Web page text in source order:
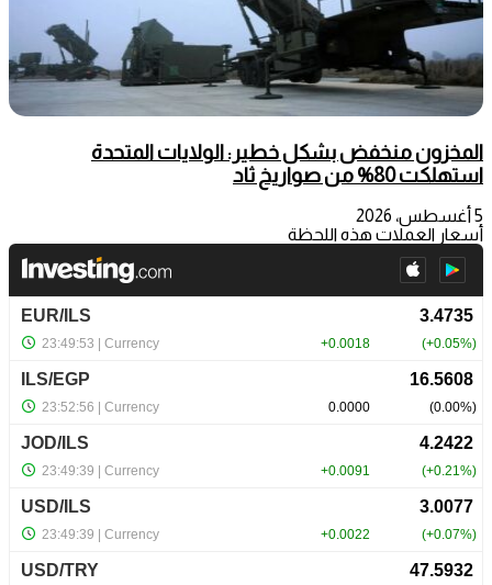
المخزون منخفض بشكل خطير: الولايات المتحدة
استهلكت 80% من صواريخ ثاد
5 أغسطس، 2026
أسعار العملات هذه اللحظة